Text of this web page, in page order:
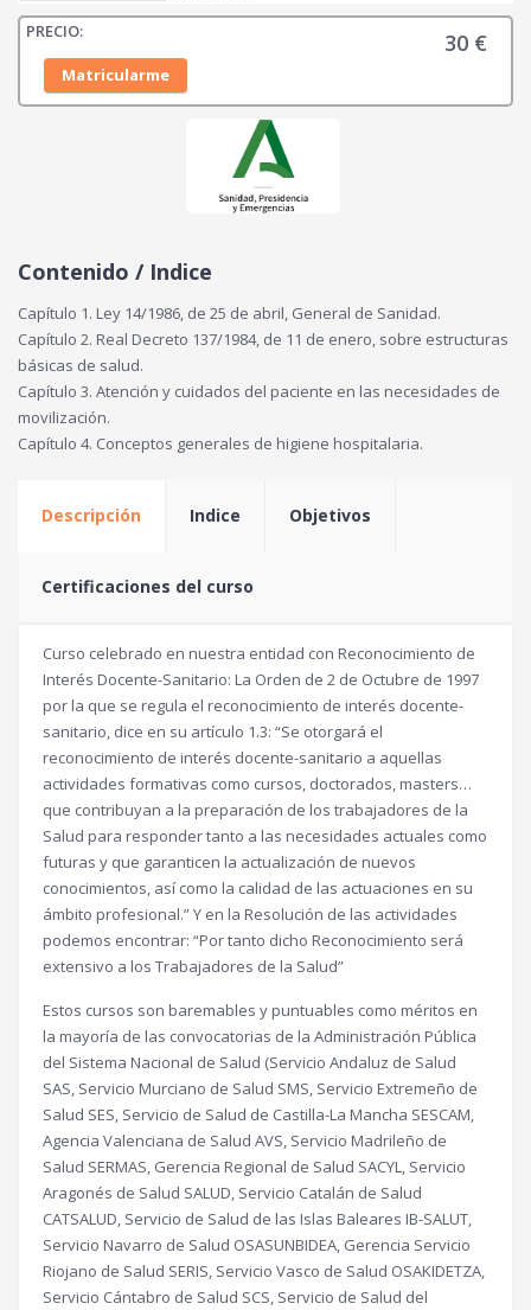
30 €
Matricularme
Contenido / Indice
Capítulo 1. Ley 14/1986, de 25 de abril, General de Sanidad.
Capítulo 2. Real Decreto 137/1984, de 11 de enero, sobre estructuras
básicas de salud.
Capítulo 3. Atención y cuidados del paciente en las necesidades de
movilización.
Capítulo 4. Conceptos generales de higiene hospitalaria.
Descripción Indice Objetivos
Certificaciones del curso
Curso celebrado en nuestra entidad con Reconocimiento de
Interés Docente-Sanitario: La Orden de 2 de Octubre de 1997
por la que se regula el reconocimiento de interés docente-
sanitario, dice en su artículo 1.3: “Se otorgará el
reconocimiento de interés docente-sanitario a aquellas
actividades formativas como cursos, doctorados, masters…
que contribuyan a la preparación de los trabajadores de la
Salud para responder tanto a las necesidades actuales como
futuras y que garanticen la actualización de nuevos
conocimientos, así como la calidad de las actuaciones en su
ámbito profesional.” Y en la Resolución de las actividades
podemos encontrar: “Por tanto dicho Reconocimiento será
extensivo a los Trabajadores de la Salud”
Estos cursos son baremables y puntuables como méritos en
la mayoría de las convocatorias de la Administración Pública
del Sistema Nacional de Salud (Servicio Andaluz de Salud
SAS, Servicio Murciano de Salud SMS, Servicio Extremeño de
Salud SES, Servicio de Salud de Castilla-La Mancha SESCAM,
Agencia Valenciana de Salud AVS, Servicio Madrileño de
Salud SERMAS, Gerencia Regional de Salud SACYL, Servicio
Aragonés de Salud SALUD, Servicio Catalán de Salud
CATSALUD, Servicio de Salud de las Islas Baleares IB-SALUT,
Servicio Navarro de Salud OSASUNBIDEA, Gerencia Servicio
Riojano de Salud SERIS, Servicio Vasco de Salud OSAKIDETZA,
Servicio Cántabro de Salud SCS, Servicio de Salud del